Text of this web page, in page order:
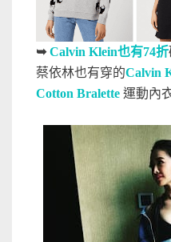
➥Calvin Klein也有74折
蔡依林也有穿的Calvin
Cotton Bralette 運動內